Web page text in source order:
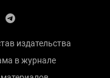
издательства
в журнале